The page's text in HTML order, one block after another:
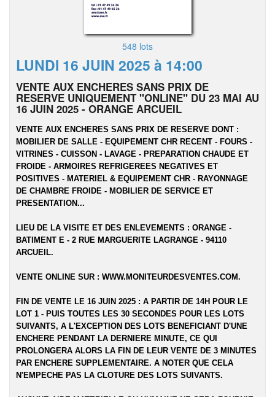
548 lots
LUNDI 16 JUIN 2025 à 14:00
VENTE AUX ENCHERES SANS PRIX DE
RESERVE UNIQUEMENT "ONLINE" DU 23 MAI AU
16 JUIN 2025 - ORANGE ARCUEIL
VENTE AUX ENCHERES SANS PRIX DE RESERVE DONT :
MOBILIER DE SALLE - EQUIPEMENT CHR RECENT - FOURS -
VITRINES - CUISSON - LAVAGE - PREPARATION CHAUDE ET
FROIDE - ARMOIRES REFRIGEREES NEGATIVES ET
POSITIVES - MATERIEL & EQUIPEMENT CHR - RAYONNAGE
DE CHAMBRE FROIDE - MOBILIER DE SERVICE ET
PRESENTATION...
LIEU DE LA VISITE ET DES ENLEVEMENTS : ORANGE -
BATIMENT E - 2 RUE MARGUERITE LAGRANGE - 94110
ARCUEIL.
VENTE ONLINE SUR : WWW.MONITEURDESVENTES.COM.
FIN DE VENTE LE 16 JUIN 2025 : A PARTIR DE 14H POUR LE
LOT 1 - PUIS TOUTES LES 30 SECONDES POUR LES LOTS
SUIVANTS, A L'EXCEPTION DES LOTS BENEFICIANT D'UNE
ENCHERE PENDANT LA DERNIERE MINUTE, CE QUI
PROLONGERA ALORS LA FIN DE LEUR VENTE DE 3 MINUTES
PAR ENCHERE SUPPLEMENTAIRE. A NOTER QUE CELA
N'EMPECHE PAS LA CLOTURE DES LOTS SUIVANTS.